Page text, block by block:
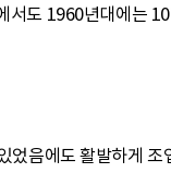
서도 1960년대에는
었음에도 활발하게 조